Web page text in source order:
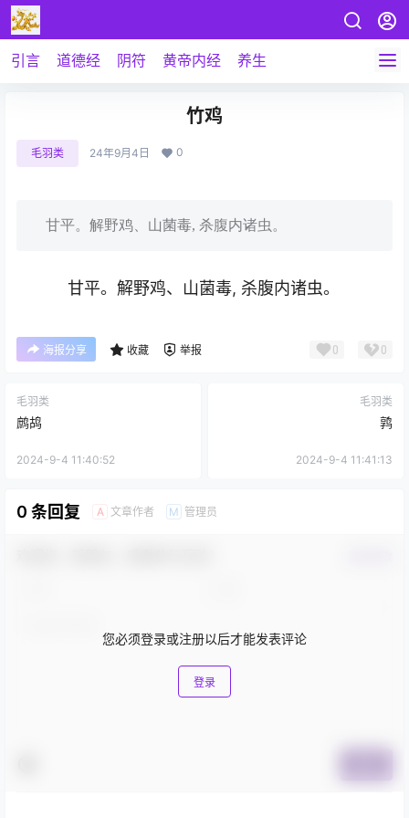
引言 道德经 阴符 黄帝内经 养生
竹鸡
毛羽类 24年9月4日 0
甘平。解野鸡、山菌毒, 杀腹内诸虫。
甘平。解野鸡、山菌毒, 杀腹内诸虫。
海报分享 收藏 举报 0 0
毛羽类
鹧鸪
2024-9-4 11:40:52
毛羽类
鹑
2024-9-4 11:41:13
0 条回复 A 文章作者 M 管理员
您必须登录或注册以后才能发表评论
登录